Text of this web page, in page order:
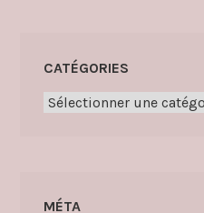
CATÉGORIES
Catégories
MÉTA